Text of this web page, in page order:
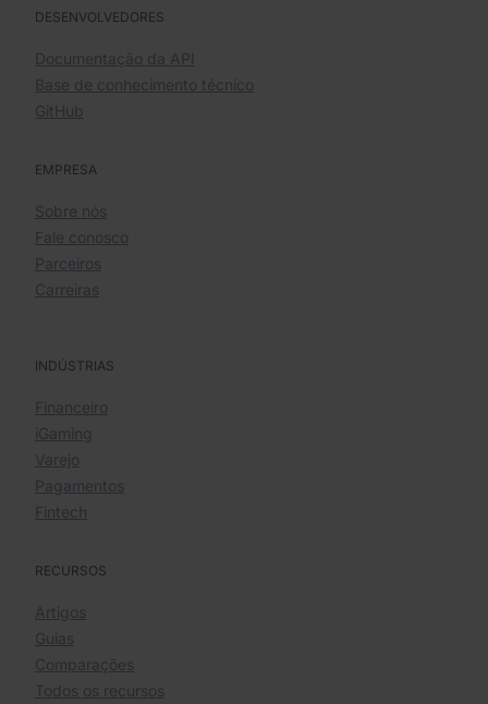
DESENVOLVEDORES
Documentação da API
Base de conhecimento técnico
GitHub
EMPRESA
Sobre nós
Fale conosco
Parceiros
Carreiras
INDÚSTRIAS
Financeiro
iGaming
Varejo
Pagamentos
Fintech
RECURSOS
Artigos
Guias
Comparações
Todos os recursos